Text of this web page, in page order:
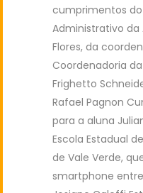
cumprimentos
Administrativo da
Flores, da
Coordenadoria
Frighetto
Rafael Pagnon
para a aluna
Escola Estadual
de Vale Verde,
smartphone